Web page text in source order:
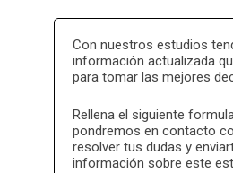
Con nuestros estudios
información actualizada
para tomar las mejores
Rellena el siguiente
pondremos en contacto
resolver tus dudas y
información sobre este